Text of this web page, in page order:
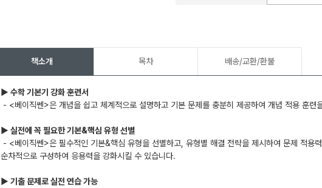
책소개 목차 배송/교환/환불
▶ 수학 기본기 강화 훈련서
- <베이직쎈>은 개념을 쉽고 체계적으로 설명하고 기본 문제를 충분히 제공하여 개념 적용 훈련
▶ 실전에 꼭 필요한 기본&핵심 유형 선별
- <베이직쎈>은 필수적인 기본&핵심 유형을 선별하고, 유형별 해결 전략을 제시하여 문제 적용
순차적으로 구성하여 응용력을 강화시킬 수 있습니다.
▶ 기출 문제로 실전 연습 가능